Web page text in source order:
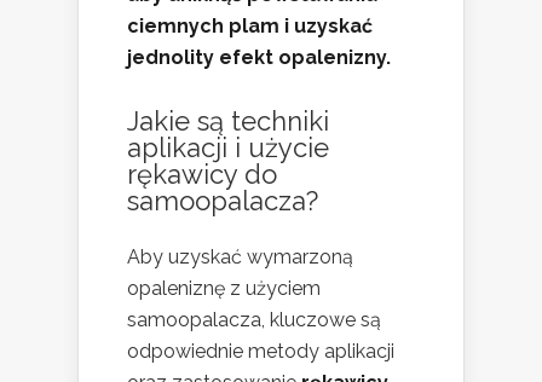
ciemnych plam i uzyskać
jednolity efekt opalenizny.
Jakie są techniki
aplikacji i użycie
rękawicy do
samoopalacza?
Aby uzyskać wymarzoną
opaleniznę z użyciem
samoopalacza, kluczowe są
odpowiednie metody aplikacji